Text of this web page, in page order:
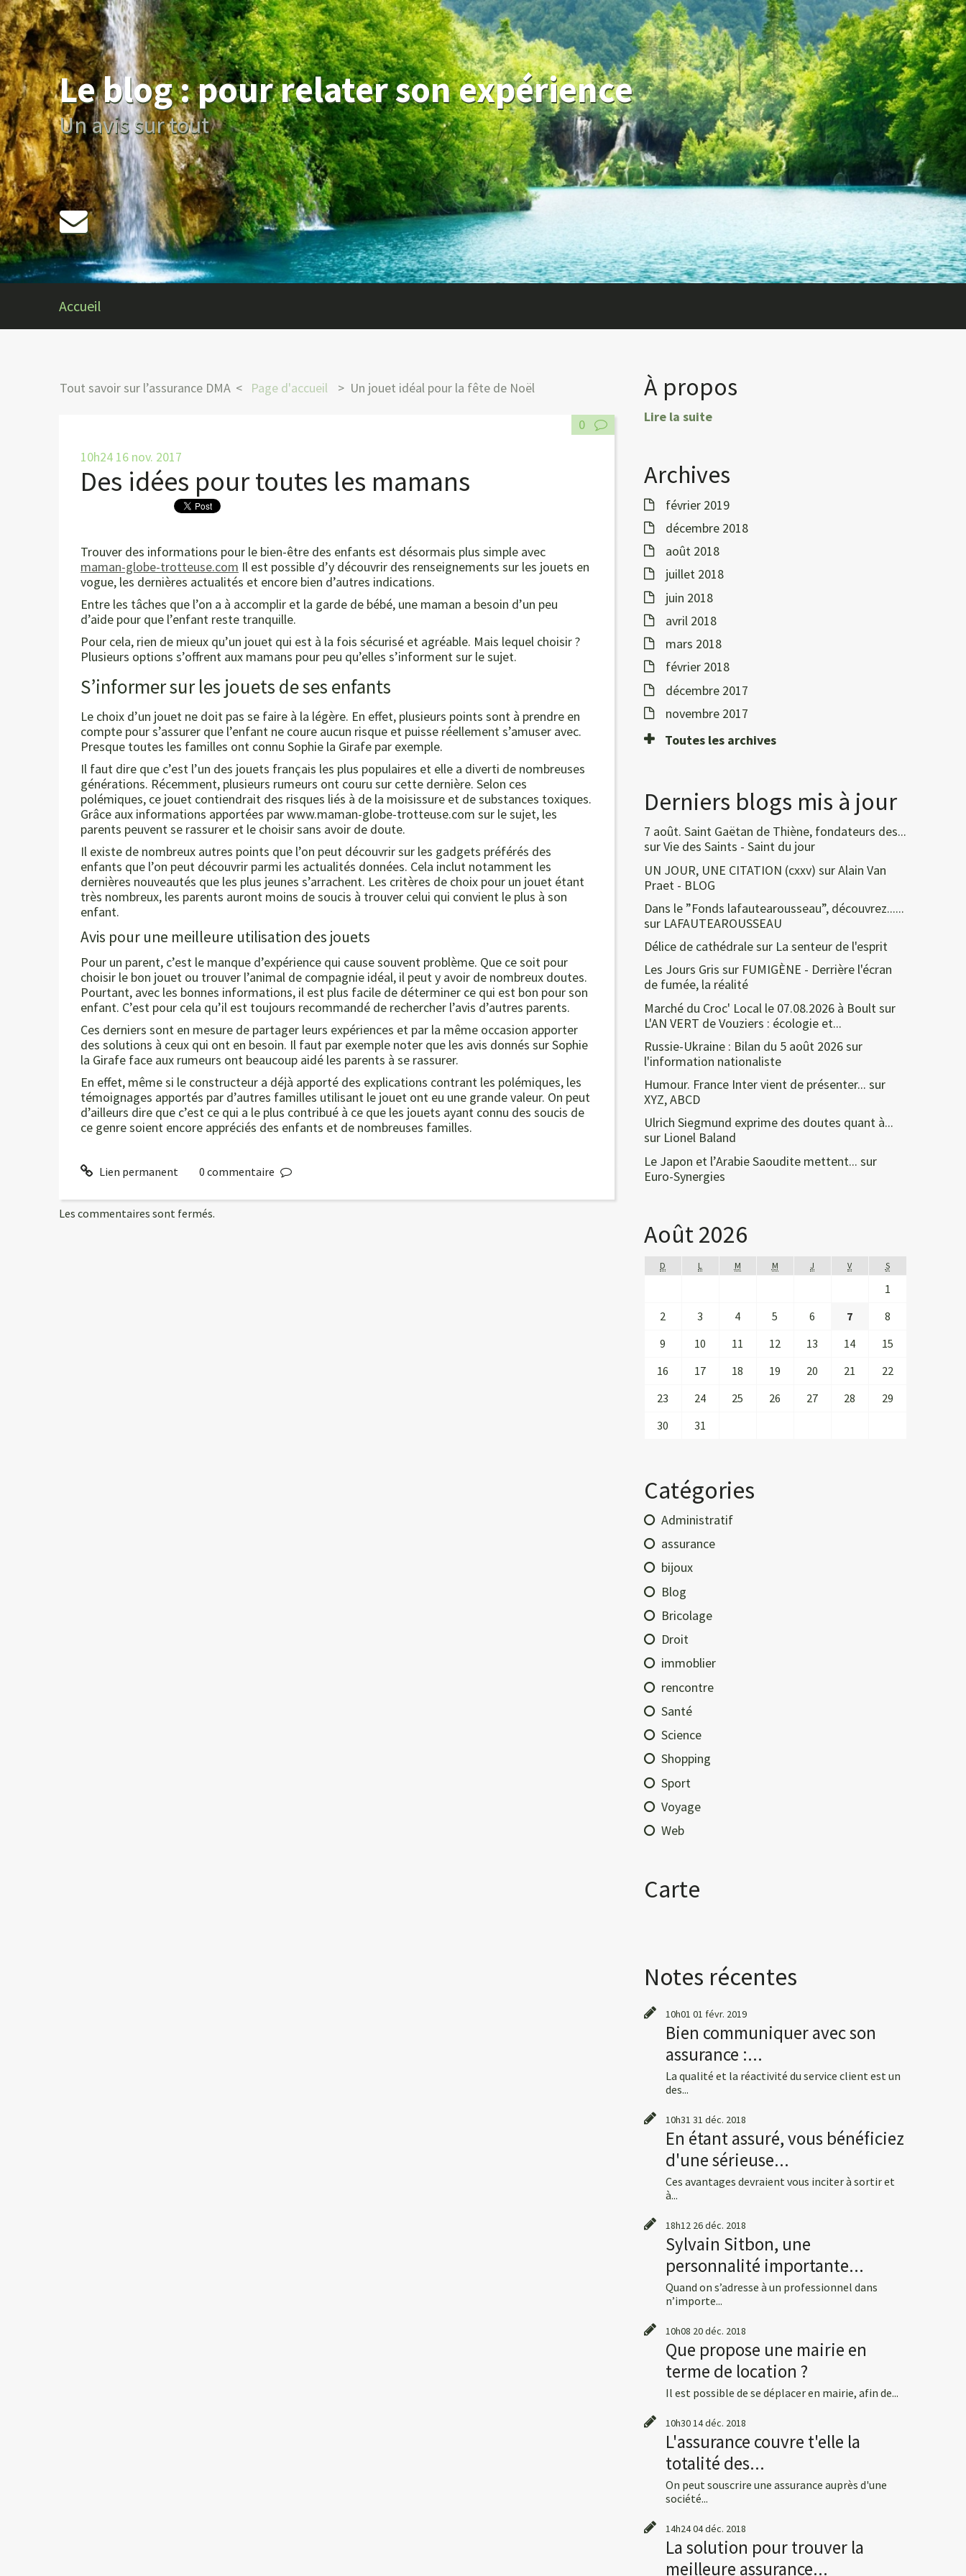
Le blog : pour relater son expérience
Un avis sur tout
Accueil
Tout savoir sur l’assurance DMA Page d'accueil Un jouet idéal pour la fête de Noël
10h24 16 nov. 2017
Des idées pour toutes les mamans
Trouver des informations pour le bien-être des enfants est désormais plus simple avec
maman-globe-trotteuse.com Il est possible d’y découvrir des renseignements sur les jouets en
vogue, les dernières actualités et encore bien d’autres indications.
Entre les tâches que l’on a à accomplir et la garde de bébé, une maman a besoin d’un peu
d’aide pour que l’enfant reste tranquille.
Pour cela, rien de mieux qu’un jouet qui est à la fois sécurisé et agréable. Mais lequel choisir ?
Plusieurs options s’offrent aux mamans pour peu qu’elles s’informent sur le sujet.
S’informer sur les jouets de ses enfants
Le choix d’un jouet ne doit pas se faire à la légère. En effet, plusieurs points sont à prendre en
compte pour s’assurer que l’enfant ne coure aucun risque et puisse réellement s’amuser avec.
Presque toutes les familles ont connu Sophie la Girafe par exemple.
Il faut dire que c’est l’un des jouets français les plus populaires et elle a diverti de nombreuses
générations. Récemment, plusieurs rumeurs ont couru sur cette dernière. Selon ces
polémiques, ce jouet contiendrait des risques liés à de la moisissure et de substances toxiques.
Grâce aux informations apportées par www.maman-globe-trotteuse.com sur le sujet, les
parents peuvent se rassurer et le choisir sans avoir de doute.
Il existe de nombreux autres points que l’on peut découvrir sur les gadgets préférés des
enfants que l’on peut découvrir parmi les actualités données. Cela inclut notamment les
dernières nouveautés que les plus jeunes s’arrachent. Les critères de choix pour un jouet étant
très nombreux, les parents auront moins de soucis à trouver celui qui convient le plus à son
enfant.
Avis pour une meilleure utilisation des jouets
Pour un parent, c’est le manque d’expérience qui cause souvent problème. Que ce soit pour
choisir le bon jouet ou trouver l’animal de compagnie idéal, il peut y avoir de nombreux doutes.
Pourtant, avec les bonnes informations, il est plus facile de déterminer ce qui est bon pour son
enfant. C’est pour cela qu’il est toujours recommandé de rechercher l’avis d’autres parents.
Ces derniers sont en mesure de partager leurs expériences et par la même occasion apporter
des solutions à ceux qui ont en besoin. Il faut par exemple noter que les avis donnés sur Sophie
la Girafe face aux rumeurs ont beaucoup aidé les parents à se rassurer.
En effet, même si le constructeur a déjà apporté des explications contrant les polémiques, les
témoignages apportés par d’autres familles utilisant le jouet ont eu une grande valeur. On peut
d’ailleurs dire que c’est ce qui a le plus contribué à ce que les jouets ayant connu des soucis de
ce genre soient encore appréciés des enfants et de nombreuses familles.
Lien permanent
0
0 commentaire
Les commentaires sont fermés.
À propos
Lire la suite
Archives
février 2019
décembre 2018
août 2018
juillet 2018
juin 2018
avril 2018
mars 2018
février 2018
décembre 2017
novembre 2017
Toutes les archives
Derniers blogs mis à jour
7 août. Saint Gaëtan de Thiène, fondateurs des...
surVie des Saints - Saint du jour
UN JOUR, UNE CITATION (cxxv) surAlain Van
Praet - BLOG
Dans le ”Fonds lafautearousseau”, découvrez......
sur LAFAUTEAROUSSEAU
Délice de cathédralesur La senteur de l'esprit
Les Jours Gris sur FUMIGÈNE - Derrière l'écran
de fumée, la réalité
Marché du Croc' Local le 07.08.2026 à Boult sur
L'AN VERT de Vouziers : écologie et...
Russie-Ukraine : Bilan du 5 août 2026sur
l'information nationaliste
Humour. France Inter vient de présenter... sur
XYZ, ABCD
Ulrich Siegmund exprime des doutes quant à...
sur Lionel Baland
Le Japon et l’Arabie Saoudite mettent... sur
Euro-Synergies
Août 2026
D L M M J V S
1
2
3 4 5 6 7
8
9
10 11 12 13 14
15
16
17 18 19 20 21
22
23
24 25 26 27 28
29
30
31
Catégories
Administratif
assurance
bijoux
Blog
Bricolage
Droit
immoblier
rencontre
Santé
Science
Shopping
Sport
Voyage
Web
Carte
Notes récentes
10h01 01 févr. 2019
Bien communiquer avec son
assurance :...
La qualité et la réactivité du service client est un
des...
10h31 31 déc. 2018
En étant assuré, vous bénéficiez
d'une sérieuse...
Ces avantages devraient vous inciter à sortir et
à...
18h12 26déc. 2018
Sylvain Sitbon, une
personnalité importante...
Quand on s’adresse à un professionnel dans
n’importe...
10h08 20déc. 2018
Que propose une mairie en
terme de location ?
Il est possible de se déplacer en mairie, afin de...
10h3014déc. 2018
L'assurance couvre t'elle la
totalité des...
On peut souscrire une assurance auprès d'une
société...
14h2404déc. 2018
La solution pour trouver la
meilleure assurance...